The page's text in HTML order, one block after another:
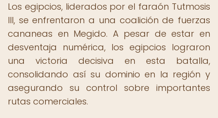
Los egipcios, liderados por el faraón Tutmosis
III, se enfrentaron a una coalición de fuerzas
cananeas en Megido. A pesar de estar en
desventaja numérica, los egipcios lograron
una victoria decisiva en esta batalla,
consolidando así su dominio en la región y
asegurando su control sobre importantes
rutas comerciales.